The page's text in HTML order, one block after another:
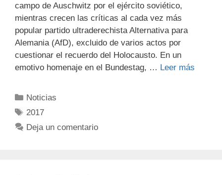
campo de Auschwitz por el ejército soviético,
mientras crecen las críticas al cada vez más
popular partido ultraderechista Alternativa para
Alemania (AfD), excluido de varios actos por
cuestionar el recuerdo del Holocausto. En un
emotivo homenaje en el Bundestag, … Leer más
Noticias
2017
Deja un comentario